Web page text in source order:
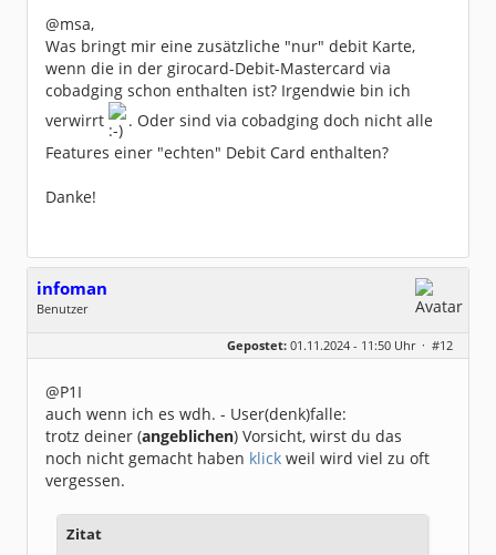
@msa,
Was bringt mir eine zusätzliche "nur" debit Karte,
wenn die in der girocard-Debit-Mastercard via
cobadging schon enthalten ist? Irgendwie bin ich
verwirrt
. Oder sind via cobadging doch nicht alle
Features einer "echten" Debit Card enthalten?
Danke!
infoman
Benutzer
Dabei seit:
06 / 2008
Gepostet: 01.11.2024 - 11:50 Uhr · #12
@P1I
auch wenn ich es wdh. - User(denk)falle:
trotz deiner (angeblichen) Vorsicht, wirst du das
noch nicht gemacht haben klick weil wird viel zu oft
vergessen.
Zitat